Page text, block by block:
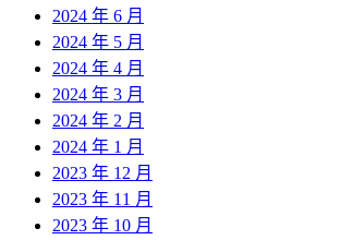
2024 年 6 月
2024 年 5 月
2024 年 4 月
2024 年 3 月
2024 年 2 月
2024 年 1 月
2023 年 12 月
2023 年 11 月
2023 年 10 月